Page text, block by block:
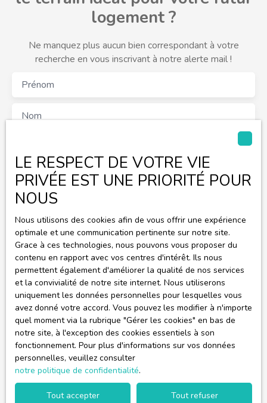
et agréable Dietwiller offre une belle qualité de vie grâce à
: - Une école maternelle et primaire dans le village - Un
tissu associatif actif - Des commerces et services à
proximité immédiate (Sierentz) - Un accès rapide à
balades et à la vie au calme C’est un village à taille
résidentielle et proximité des pôles économiques. Ce
terrain de 5,90 ares constitue une belle opportunité pour
environnement paisible et harmonieux. Superficie : 5,90
ares (590 m²) Prix : 221 036 € honoraires inclus Pour plus
d’informations ou organiser une visite, contactez nous dès
maintenant. Agence LUTIMMO de Sausheim.
logement ?
Ne manquez plus aucun bien correspondant à votre
recherche en vous inscrivant à notre alerte mail !
Prénom
Nom
Vente
Type d'offre
Terrain
Type de bien
Dietwiller (68440)
Localisation
Budget max (€)
Surface min (m²)
J'accepte le traitement de mes données personnelles
conformément au RGPD. Si vous ne souhaitez pas
faire l'objet de prospection commerciale par voie
téléphonique, vous pouvez vous inscrire gratuitement
sur la liste d'opposition au démarchage téléphonique,
LE RESPECT DE VOTRE VIE
PRIVÉE EST UNE PRIORITÉ POUR
NOUS
Nous utilisons des cookies afin de vous offrir une expérience
optimale et une communication pertinente sur notre site.
Grace à ces technologies, nous pouvons vous proposer du
contenu en rapport avec vos centres d'intérêt. Ils nous
permettent également d'améliorer la qualité de nos services
et la convivialité de notre site internet. Nous utiliserons
uniquement les données personnelles pour lesquelles vous
avez donné votre accord. Vous pouvez les modifier à n'importe
quel moment via la rubrique ″Gérer les cookies″ en bas de
notre site, à l'exception des cookies essentiels à son
fonctionnement. Pour plus d'informations sur vos données
personnelles, veuillez consulter
notre politique de confidentialité.
Tout accepter Tout refuser